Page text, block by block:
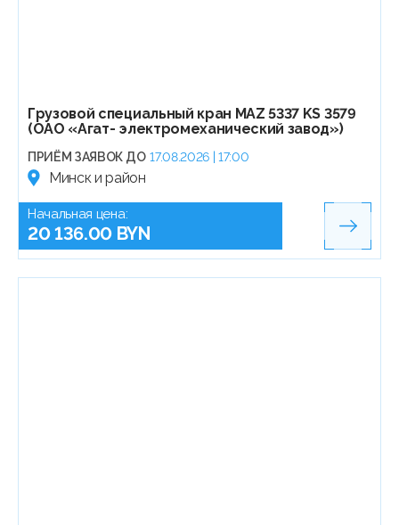
Грузовой специальный кран MAZ 5337 KS 3579
(ОАО «Агат- электромеханический завод»)
ПРИЁМ ЗАЯВОК ДО 17.08.2026 | 17:00
Минск и район
Начальная цена:
20 136.00 BYN